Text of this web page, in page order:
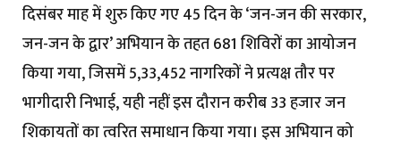
दिसंबर माह में शुरु किए गए 45 दिन के ‘जन-जन की सरकार,
जन-जन के द्वार’ अभियान के तहत 681 शिविरों का आयोजन
किया गया, जिसमें 5,33,452 नागरिकों ने प्रत्यक्ष तौर पर
भागीदारी निभाई, यही नहीं इस दौरान करीब 33 हजार जन
शिकायतों का त्वरित समाधान किया गया। इस अभियान को